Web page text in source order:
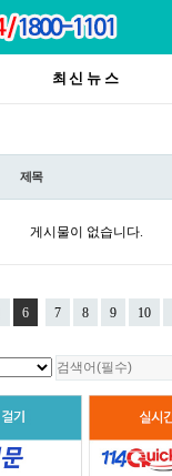
최신뉴스
제목
게시물이 없습니다.
6 7 8 9 10